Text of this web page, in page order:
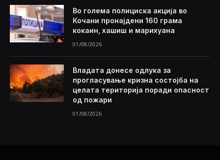
Во голема полициска акција во
Кочани пронајдени 160 грама
кокаин, хашиш и марихуана
01/08/2026
Владата донесе одлука за
прогласување кризна состојба на
целата територија поради опасност
од пожари
01/08/2026